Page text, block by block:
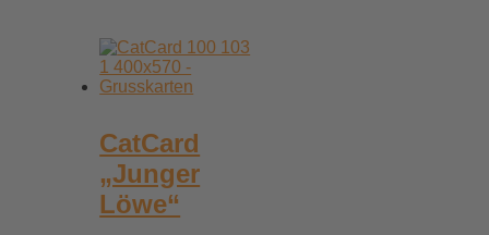
CatCard
„Junger
Löwe“